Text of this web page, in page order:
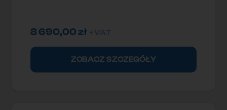
8 690,00zł
ZOBACZ SZCZEGÓŁY